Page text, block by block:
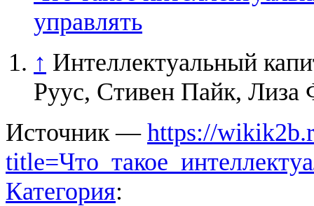
управлять
↑ Интеллектуальный
Руус, Стивен Пайк, Лиза
Источник — https://
Категория: